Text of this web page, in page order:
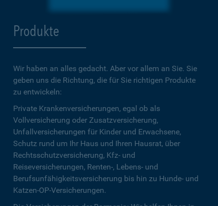
Produkte
Wir haben an alles gedacht. Aber vor allem an Sie. Sie
geben uns die Richtung, die für Sie richtigen Produkte
zu entwickeln:
Private Krankenversicherungen, egal ob als
Vollversicherung oder Zusatzversicherung,
Unfallversicherungen für Kinder und Erwachsene,
Schutz rund um Ihr Haus und Ihren Hausrat, über
Rechtsschutzversicherung, Kfz- und
Reiseversicherungen, Renten-, Lebens- und
Berufsunfähigkeitsversicherung bis hin zu Hunde- und
Katzen-OP-Versicherungen.